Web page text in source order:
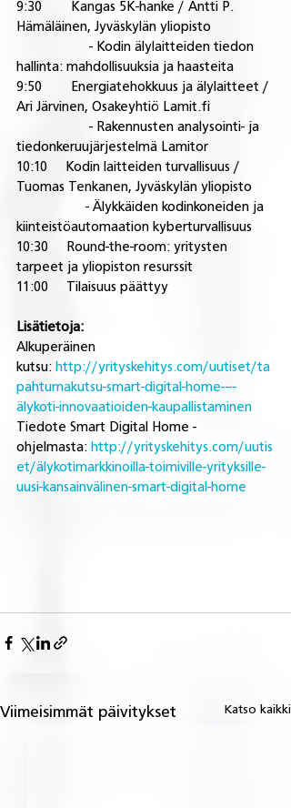
9:30        Kangas 5K-hanke / Antti P.
Hämäläinen, Jyväskylän yliopisto
- Kodin älylaitteiden tiedon
hallinta: mahdollisuuksia ja haasteita
9:50        Energiatehokkuus ja älylaitteet /
Ari Järvinen, Osakeyhtiö Lamit.fi
- Rakennusten analysointi- ja
tiedonkeruujärjestelmä Lamitor
10:10     Kodin laitteiden turvallisuus /
Tuomas Tenkanen, Jyväskylän yliopisto
- Älykkäiden kodinkoneiden ja
kiinteistöautomaation kyberturvallisuus
10:30     Round-the-room: yritysten
tarpeet ja yliopiston resurssit
11:00     Tilaisuus päättyy
Lisätietoja:
Alkuperäinen
kutsu: http://yrityskehitys.com/uutiset/ta
pahtumakutsu-smart-digital-home-–-
älykoti-innovaatioiden-kaupallistaminen
Tiedote Smart Digital Home -
ohjelmasta: http://yrityskehitys.com/uutis
et/älykotimarkkinoilla-toimiville-yrityksille-
uusi-kansainvälinen-smart-digital-home
Viimeisimmät päivitykset Katso kaikki